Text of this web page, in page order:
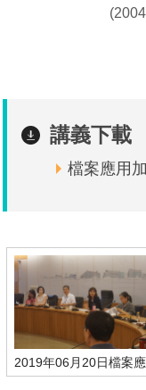
講義下載
檔案應用